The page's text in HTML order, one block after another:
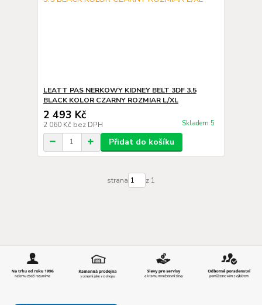
LEATT PAS NERKOWY KIDNEY BELT 3DF 3.5
BLACK KOLOR CZARNY ROZMIAR L/XL
2 493 Kč
2 060 Kč bez DPH Skladem 5
Přidat do košíku
strana z 1